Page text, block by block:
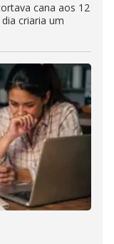
cana aos 12
criaria um